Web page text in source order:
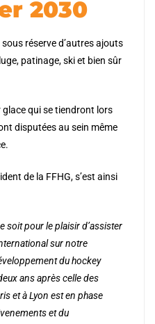
2030
réserve d’autres ajouts
patinage, ski et bien sûr
qui se tiendront lors
disputées au sein même
de la FFHG, s’est ainsi
soit pour le plaisir d’assister
sur notre
du hockey
ans après celle des
et à Lyon est en phase
et du